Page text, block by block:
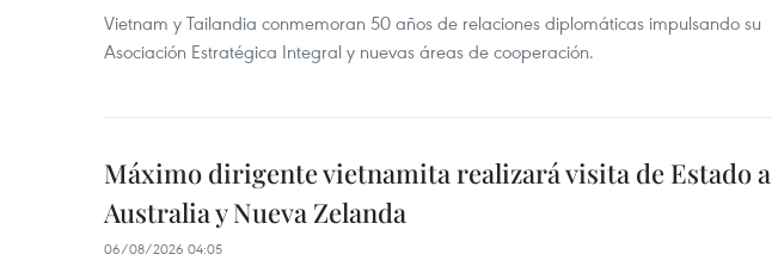
Vietnam y Tailandia conmemoran 50 años de relaciones diplomáticas impulsando su
Asociación Estratégica Integral y nuevas áreas de cooperación.
Máximo dirigente vietnamita realizará visita de Estado a
Australia y Nueva Zelanda
06/08/2026 04:05